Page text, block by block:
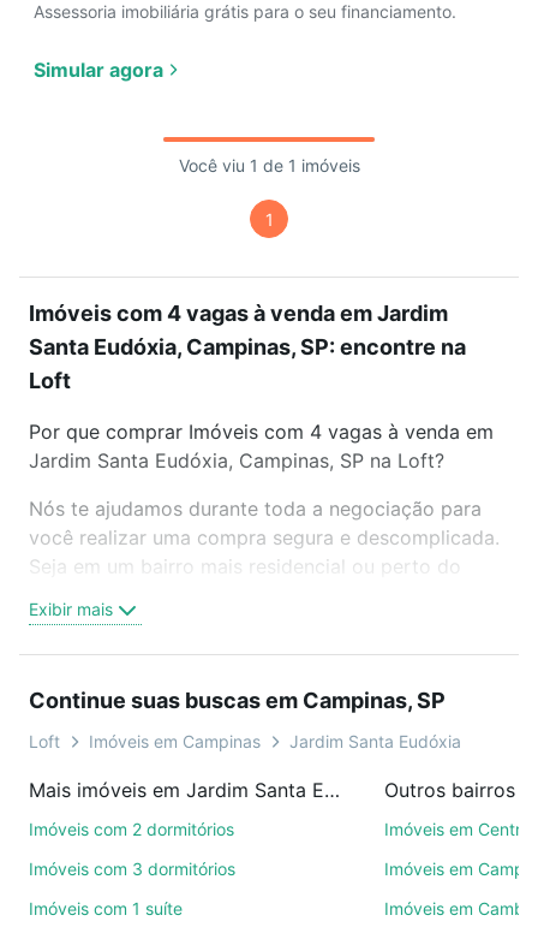
Assessoria imobiliária grátis para o seu financiamento.
Simular agora
Você viu 1 de 1 imóveis
1
Imóveis com 4 vagas à venda em Jardim
Santa Eudóxia, Campinas, SP: encontre na
Loft
Por que comprar Imóveis com 4 vagas à venda em
Jardim Santa Eudóxia, Campinas, SP na Loft?
Nós te ajudamos durante toda a negociação para
você realizar uma compra segura e descomplicada.
Seja em um bairro mais residencial ou perto do
oferta ideal de Imóveis com 4 vagas à venda em
Jardim Santa Eudóxia, Campinas, SP para
ou por videochamada, é grátis, sem compromisso e
você ainda conta com mais de 46 mil corretores e
de imóveis.
ruas, bairros e até condomínios favoritos. Você
Exibir mais
Continue suas buscas em Campinas, SP
Loft Imóveis em Campinas Jardim Santa Eudóxia
Mais imóveis em Jardim Santa Eudóxia
Imóveis com 2 dormitórios
Imóveis com 3 dormitórios
Imóveis com 1 suíte
Outros bairros
Imóveis em Centro
Imóveis em
Imóveis em Cambuí